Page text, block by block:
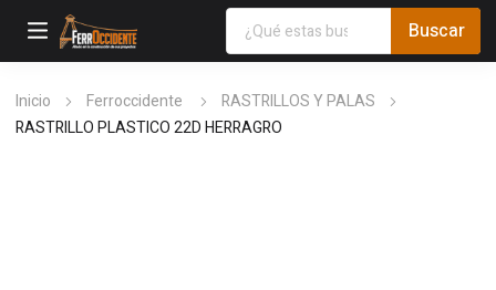
Inicio Ferroccidente
RASTRILLOS Y PALAS
RASTRILLO PLASTICO 22D HERRAGRO